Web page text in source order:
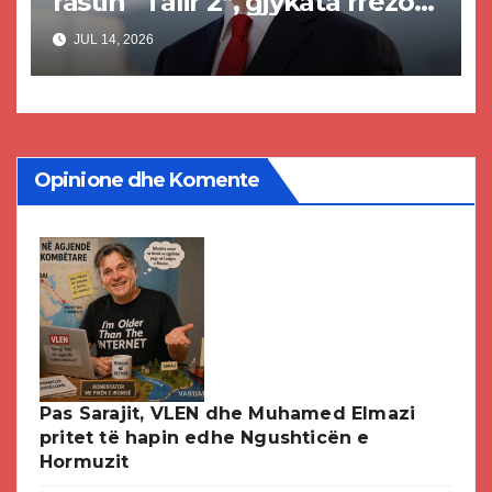
akuzat për ndërtimin e
paligjshëm të selisë së VMRO-
DPMNE-së
JUL 14, 2026
Opinione dhe Komente
Pas Sarajit, VLEN dhe Muhamed Elmazi
pritet të hapin edhe Ngushticën e
Hormuzit